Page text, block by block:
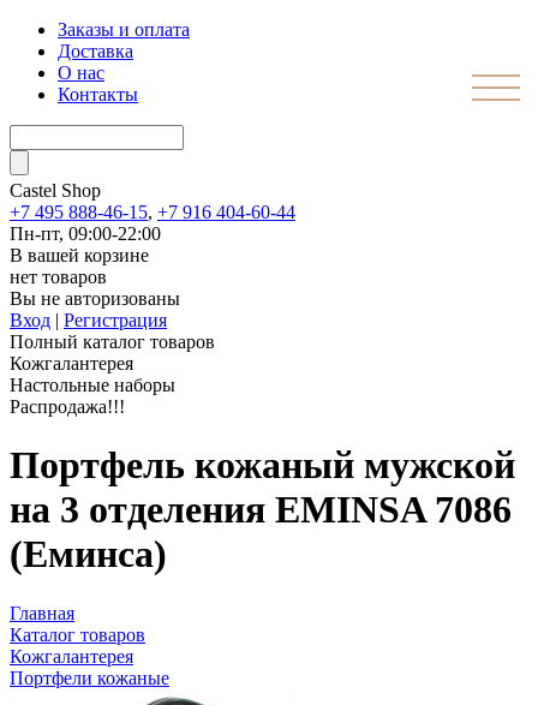
Заказы и оплата
Доставка
О нас
Контакты
Castel Shop
+7 495 888-46-15, +7 916 404-60-44
Пн-пт, 09:00-22:00
В вашей корзине
нет товаров
Вы не авторизованы
Вход | Регистрация
Полный каталог товаров
Кожгалантерея
Настольные наборы
Распродажа!!!
Портфель кожаный мужской
на 3 отделения EMINSA 7086
(Еминса)
Главная
Каталог товаров
Кожгалантерея
Портфели кожаные